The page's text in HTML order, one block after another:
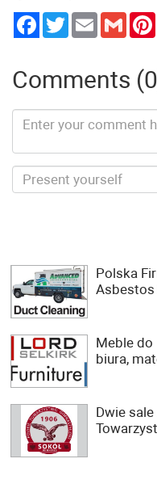
TwitterEmail Gmail
Comments
Polska
Asbestos
Meble do
biura,
Dwie